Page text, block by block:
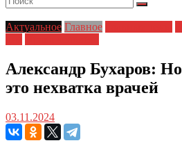
Актуальное Главное
Александр Бухаров:
это нехватка врачей
03.11.2024